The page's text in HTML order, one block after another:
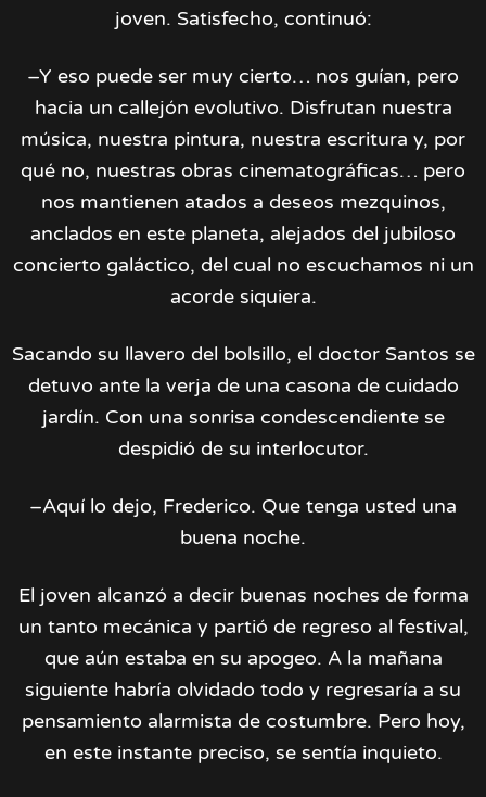
joven. Satisfecho, continuó:
–Y eso puede ser muy cierto… nos guían, pero
hacia un callejón evolutivo. Disfrutan nuestra
música, nuestra pintura, nuestra escritura y, por
qué no, nuestras obras cinematográficas… pero
nos mantienen atados a deseos mezquinos,
anclados en este planeta, alejados del jubiloso
concierto galáctico, del cual no escuchamos ni un
acorde siquiera.
Sacando su llavero del bolsillo, el doctor Santos se
detuvo ante la verja de una casona de cuidado
jardín. Con una sonrisa condescendiente se
despidió de su interlocutor.
–Aquí lo dejo, Frederico. Que tenga usted una
buena noche.
El joven alcanzó a decir buenas noches de forma
un tanto mecánica y partió de regreso al festival,
que aún estaba en su apogeo. A la mañana
siguiente habría olvidado todo y regresaría a su
pensamiento alarmista de costumbre. Pero hoy,
en este instante preciso, se sentía inquieto.